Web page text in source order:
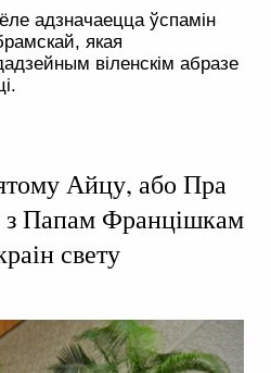
адзначаецца ўспамін
якая
віленскім абразе
Айцу, або Пра
з Папам Францішкам
свету